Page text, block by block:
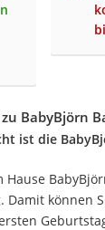
BabyBjörn
ist die
Hause
Damit können